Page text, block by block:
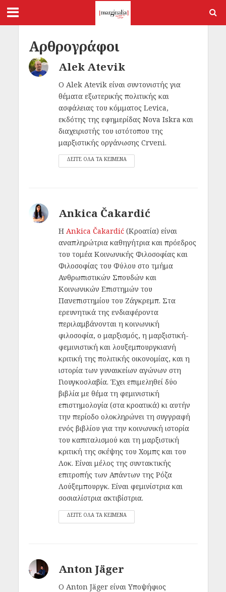
Αρθρογράφοι
Alek Atevik
O Alek Atevik είναι συντονιστής για
θέματα εξωτερικής πολιτικής και
ασφάλειας του κόμματος Levica,
εκδότης της εφημερίδας Nova Iskra και
διαχειριστής του ιστότοπου της
μαρξιστικής οργάνωσης Crveni.
ΔΕΙΤΕ ΟΛΑ ΤΑ ΚΕΙΜΕΝΑ
Ankica Čakardić
Η Ankica Čakardić(Κροατία) είναι
αναπληρώτρια καθηγήτρια και πρόεδρος
του τομέα Κοινωνικής Φιλοσοφίας και
Φιλοσοφίας του Φύλου στο τμήμα
Ανθρωπιστικών Σπουδών και
Κοινωνικών Επιστημών του
Πανεπιστημίου του Ζάγκρεμπ. Στα
ερευνητικά της ενδιαφέροντα
περιλαμβάνονται η κοινωνική
φιλοσοφία, ο μαρξισμός, η μαρξιστική-
φεμινιστική και λουξεμπουργκιανή
κριτική της πολιτικής οικονομίας, και η
ιστορία των γυναικείων αγώνων στη
Γιουγκοσλαβία. Έχει επιμεληθεί δύο
βιβλία με θέμα τη φεμινιστική
επιστημολογία (στα κροατικά) κι αυτήν
την περίοδο ολοκληρώνει τη συγγραφή
ενός βιβλίου για την κοινωνική ιστορία
του καπιταλισμού και τη μαρξιστική
κριτική της σκέψης του Χομπς και του
Λοκ. Είναι μέλος της συντακτικής
επιτροπής των Απάντων της Ρόζα
Λούξεμπουργκ. Είναι φεμινίστρια και
σοσιαλίστρια ακτιβίστρια.
ΔΕΙΤΕ ΟΛΑ ΤΑ ΚΕΙΜΕΝΑ
Anton Jäger
Ο Anton Jäger είναι Υποψήφιος